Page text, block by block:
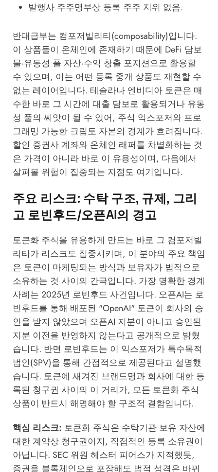
발행사 주주명부상 등록 주주 지위 없음.
반대급부는 컴포저빌리티(composability)입니다.
이 상품들이 온체인에 존재하기 때문에 DeFi 담보
물·유동성 풀 자산·수익 창출 포지션으로 활용할
수 있으며, 이는 어떤 등록 중개 상품도 재현할 수
없는 레이어입니다. 테슬라나 엔비디아 토큰은 매
수한 바로 그 시간에 대출 담보로 활용되거나 유동
성 풀의 씨앗이 될 수 있어, 주식 익스포저와 프로
그래밍 가능한 크립토 자본의 경계가 흐려집니다.
할인 증권사 계좌와 온체인 래퍼를 차별화하는 것
은 가격이 아니라 바로 이 유용성이며, 다음에서
살펴볼 위험이 집중되는 지점도 여기입니다.
주요 리스크: 수탁 구조, 규제, 그리
고 로빈후드/오픈AI의 경고
토큰화 주식을 유용하게 만드는 바로 그 컴포저빌
리티가 리스크도 집중시키며, 이 분야의 주요 책임
은 토큰이 마케팅되는 방식과 보유자가 법적으로
소유하는 것 사이의 간극입니다. 가장 명확한 경계
사례는 2025년 로빈후드 사건입니다. 오픈AI는 로
빈후드를 통해 배포된 "OpenAI" 토큰이 회사의 승
인을 받지 않았으며 오픈AI 지분이 아니고 승인된
지분 이전을 반영하지 않는다고 공개적으로 밝혔
습니다. 반면 로빈후드는 이 익스포저가 특수목적
법인(SPV)을 통해 간접적으로 제공된다고 설명했
습니다. 토큰에 새겨진 브랜드명과 회사에 대한 등
록된 청구권 사이의 이 거리가, 모든 토큰화 주식
상품이 반드시 해명해야 할 구조적 결함입니다.
핵심 리스크: 토큰화 주식은 수탁기관 보유 자산에
대한 계약상 청구권이지, 직접적인 등록 소유권이
아닙니다. SEC 위원 헤스터 피어스가 지적했듯,
증권을 블록체인으로 포장해도 법적 성격은 바뀌